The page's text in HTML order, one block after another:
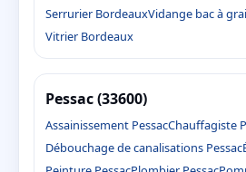
Serrurier BordeauxVidange bac à
Vitrier Bordeaux
Pessac (33600)
Assainissement PessacChauffagiste
Débouchage de canalisations Pessac